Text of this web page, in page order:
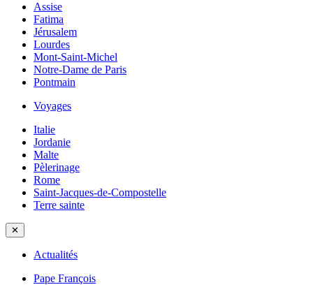
Assise
Fatima
Jérusalem
Lourdes
Mont-Saint-Michel
Notre-Dame de Paris
Pontmain
Voyages
Italie
Jordanie
Malte
Pèlerinage
Rome
Saint-Jacques-de-Compostelle
Terre sainte
✕
Actualités
Pape François